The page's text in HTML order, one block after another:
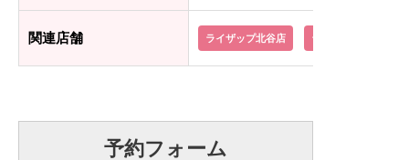
関連店舗 ライザップ北谷店 ライザップ那覇店
予約フォーム